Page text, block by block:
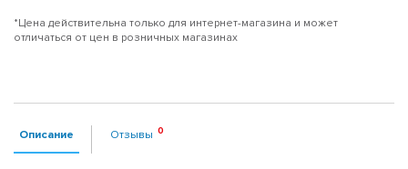
*Цена действительна только для интернет-магазина и может
отличаться от цен в розничных магазинах
Описание Отзывы